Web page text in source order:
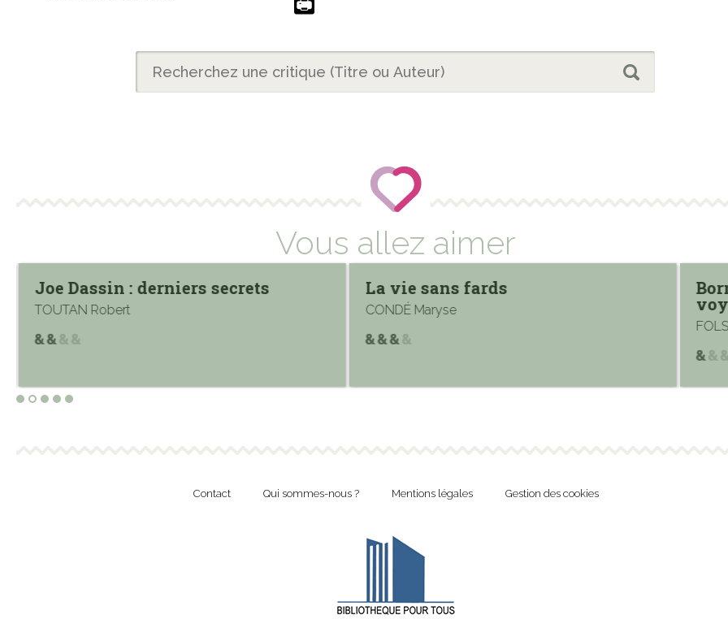
Vous allez aimer
Joe Dassin : derniers secrets
TOUTAN Robert
La vie sans fards
CONDÉ Maryse
Contact Qui sommes-nous ? Mentions légales Gestion des cookies